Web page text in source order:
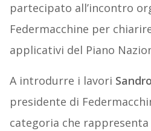
partecipato all’incontro
Federmacchine per
applicativi del Piano
A introdurre i lavori
presidente di
categoria che